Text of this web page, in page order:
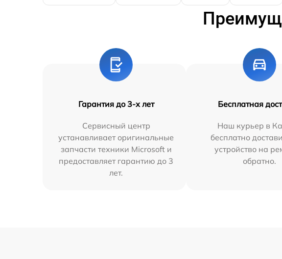
Гарантия до 3-х лет
Сервисный центр
устанавливает оригинальные
запчасти техники Microsoft и
предоставляет гарантию до 3
лет.
Бесплатная
Наш курьер в
бесплатно
устройство на
обратно.